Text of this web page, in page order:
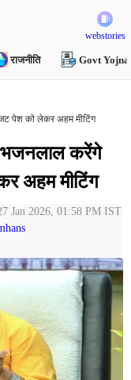
webstories
राजनीति Govt Yojna
पेश को लेकर अहम मीटिंग
करेंगे
अहम मीटिंग
Jan 2026, 01:58 PM IST